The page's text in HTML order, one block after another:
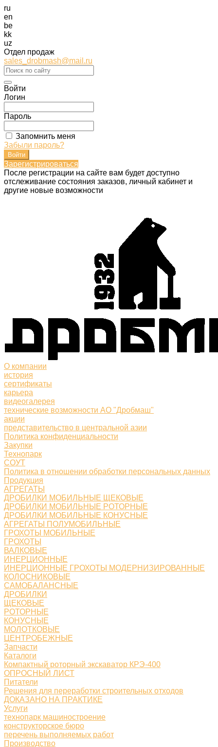
ru
en
be
kk
uz
Отдел продаж
sales_drobmash@mail.ru
Войти
Логин
Пароль
Запомнить меня
Забыли пароль?
Зарегистрироваться
После регистрации на сайте вам будет доступно
отслеживание состояния заказов, личный кабинет и
другие новые возможности
О компании
история
сертификаты
карьера
видеогалерея
технические возможности АО "Дробмаш"
акции
представительство в центральной азии
Политика конфиденциальности
Закупки
Технопарк
СОУТ
Политика в отношении обработки персональных данных
Продукция
АГРЕГАТЫ
ДРОБИЛКИ МОБИЛЬНЫЕ ЩЕКОВЫЕ
ДРОБИЛКИ МОБИЛЬНЫЕ РОТОРНЫЕ
ДРОБИЛКИ МОБИЛЬНЫЕ КОНУСНЫЕ
АГРЕГАТЫ ПОЛУМОБИЛЬНЫЕ
ГРОХОТЫ МОБИЛЬНЫЕ
ГРОХОТЫ
ВАЛКОВЫЕ
ИНЕРЦИОННЫЕ
ИНЕРЦИОННЫЕ ГРОХОТЫ МОДЕРНИЗИРОВАННЫЕ
КОЛОСНИКОВЫЕ
САМОБАЛАНСНЫЕ
ДРОБИЛКИ
ЩЕКОВЫЕ
РОТОРНЫЕ
КОНУСНЫЕ
МОЛОТКОВЫЕ
ЦЕНТРОБЕЖНЫЕ
Запчасти
Каталоги
Компактный роторный экскаватор КРЭ-400
ОПРОСНЫЙ ЛИСТ
Питатели
Решения для переработки строительных отходов
ДОКАЗАНО НА ПРАКТИКЕ
Услуги
технопарк машиностроение
конструкторское бюро
перечень выполняемых работ
Производство